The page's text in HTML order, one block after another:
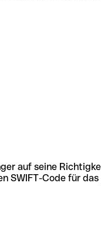
auf seine
SWIFT-Code für